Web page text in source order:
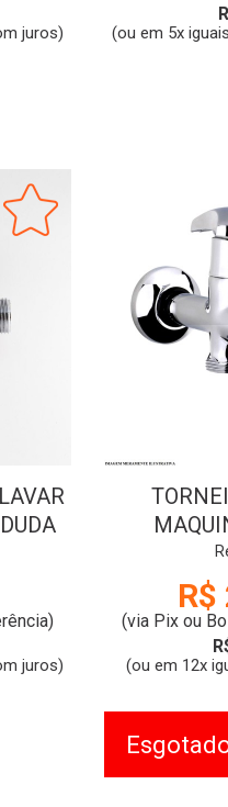
juros) (ou em 5x
juros)
(via Pix ou
(ou em 12x